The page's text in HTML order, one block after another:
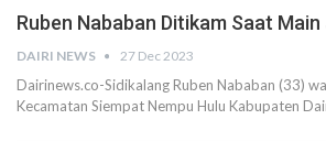
Ruben Nababan Ditikam Saat Main
DAIRI NEWS 27 Dec 2023
Dairinews.co-Sidikalang Ruben Nababan (33)
Kecamatan Siempat Nempu Hulu Kabupaten